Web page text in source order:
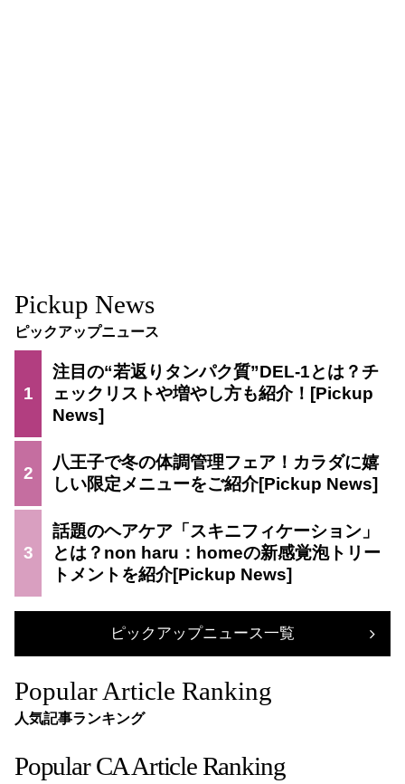
Pickup News
ピックアップニュース
1
注目の“若返りタンパク質”DEL-1とは？チ
ェックリストや増やし方も紹介！
2
八王子で冬の体調管理フェア！カラダに嬉
しい限定メニューをご紹介
3
話題のヘアケア「スキニフィケーション」
とは？non haru：homeの新感覚泡トリー
トメントを紹介
ピックアップニュース一覧
Popular Article Ranking
人気記事ランキング
Popular CA Article Ranking